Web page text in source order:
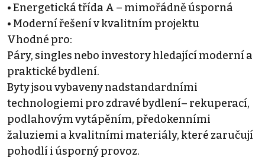
• Energetická třída A – mimořádně úsporná
• Moderní řešení v kvalitním projektu
Vhodné pro:
Páry, singles nebo investory hledající moderní a
praktické bydlení.
Byty jsou vybaveny nadstandardními
technologiemi pro zdravé bydlení– rekuperací,
podlahovým vytápěním, předokenními
žaluziemi a kvalitními materiály, které zaručují
pohodlí i úsporný provoz.